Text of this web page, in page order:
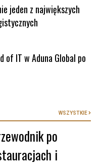
jeden z największych
of IT w Aduna Global po
WSZYSTKIE
po
i